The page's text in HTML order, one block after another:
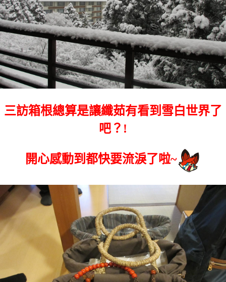
三訪箱根總算是讓纖茹有看到雪白世界了
吧？!
開心感動到都快要流淚了啦~